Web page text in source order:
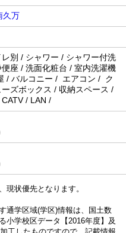
久万
別 / シャワー / シャワー付洗
座 / 洗面化粧台 / 室内洗濯機
/ バルコニー / エアコン / ク
ズボックス / 収納スペース /
/ LAN /
状優先となります。
通学区域(学区)情報は、国土数
小学校区データ【2016年度】及